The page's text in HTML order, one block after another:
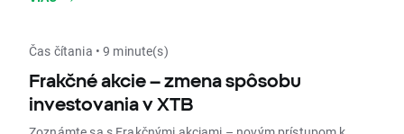
Čas čítania • 9 minute(s)
Frakčné akcie – zmena spôsobu
investovania v XTB